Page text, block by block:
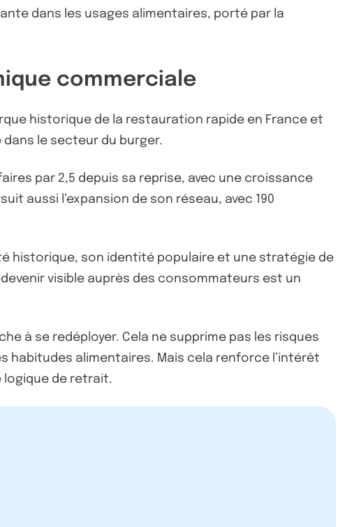
dans les usages alimentaires, porté par la
commerciale
historique de la restauration rapide en France et
dans le secteur du burger.
par 2,5 depuis sa reprise, avec une croissance
aussi l’expansion de son réseau, avec 190
historique, son identité populaire et une stratégie de
visible auprès des consommateurs est un
à se redéployer. Cela ne supprime pas les risques
habitudes alimentaires. Mais cela renforce l’intérêt
logique de retrait.